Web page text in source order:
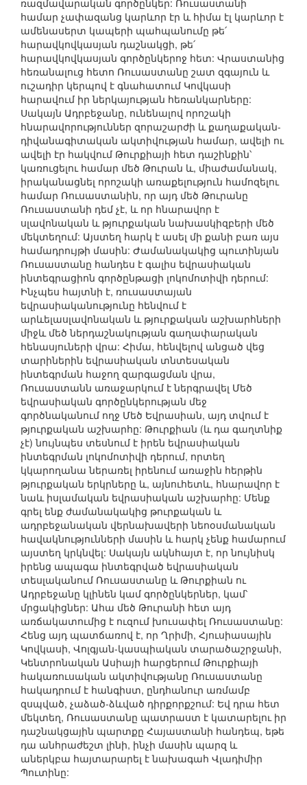
ռազմավարական գործընկեր: Ռուսաստանի
համար չափազանց կարևոր էր և հիմա էլ կարևոր է
ամենասերտ կապերի պահպանումը թե՛
հարավկովկասյան դաշնակցի, թե՛
հարավկովկասյան գործընկերոջ հետ: Վրաստանից
հեռանալուց հետո Ռուսաստանը շատ զգայուն և
ուշադիր կերպով է գնահատում Կովկասի
հարավում իր ներկայության հեռանկարները:
Սակայն Ադրբեջանը, ունենալով որոշակի
հնարավորություններ զորաշարժի և քաղաքական-
դիվանագիտական ակտիվության համար, ավելի ու
ավելի էր հակվում Թուրքիայի հետ դաշինքին՝
կառուցելու համար մեծ Թուրան և, միաժամանակ,
իրականացնել որոշակի առաքելություն համոզելու
համար Ռուսաստանին, որ այդ մեծ Թուրանը
Ռուսաստանի դեմ չէ, և որ հնարավոր է
սլավոնական և թյուրքական նախասկիզբերի մեծ
մեկտեղում: Այստեղ հարկ է ասել մի քանի բառ այս
համադրույթի մասին: Ժամանակակից պուտինյան
Ռուսաստանը հանդես է գալիս եվրասիական
ինտեգրացիոն գործընթացի լոկոմոտիվի դերում:
Ինչպես հայտնի է, ռուսաստայան
եվրասիականությունը հենվում է
արևելասլավոնական և թյուրքական աշխարհների
միջև մեծ ներդաշնակության գաղափարական
հենասյուների վրա: Հիմա, հենվելով անցած վեց
տարիներին եվրասիական տնտեսական
ինտեգրման հաջող զարգացման վրա,
Ռուսաստանն առաջարկում է ներգրավել Մեծ
եվրասիական գործընկերության մեջ
գործնականում ողջ Մեծ Եվրասիան, այդ տվում է
թյուրքական աշխարհը: Թուրքիան (և դա գաղտնիք
չէ) նույնպես տեսնում է իրեն եվրասիական
ինտեգրման լոկոմոտիվի դերում, որտեղ
կկարողանա ներառել իրենում առաջին հերթին
թյուրքական երկրները և, այնուհետև, հնարավոր է
նաև իսլամական եվրասիական աշխարհը: Մենք
գրել ենք ժամանակակից թուրքական և
ադրբեջանական վերնախավերի նեոօսմանական
հավակնությունների մասին և հարկ չենք համարում
այստեղ կրկնվել: Սակայն ակնհայտ է, որ նույնիսկ
իրենց ապագա ինտեգրված եվրասիական
տեսլականում Ռուսաստանը և Թուրքիան ու
Ադրբեջանը կլինեն կամ գործընկերներ, կամ՝
մրցակիցներ: Ահա մեծ Թուրանի հետ այդ
առճակատումից է ուզում խուսափել Ռուսաստանը:
Հենց այդ պատճառով է, որ Ղրիմի, Հյուսիասային
Կովկասի, Վոլգյան-կասպիական տարածաշրջանի,
Կենտրոնական Ասիայի հարցերում Թուրքիայի
հակառուսական ակտիվությանը Ռուսաստանը
հակադրում է հանգիստ, ընդհանուր առմամբ
զսպված, չաձած-ձևված դիրքորքշում: Եվ դրա հետ
մեկտեղ, Ռուսաստանը պատրաստ է կատարելու իր
դաշնակցային պարտքը Հայաստանի հանդեպ, եթե
դա անհրաժեշտ լինի, ինչի մասին պարզ և
աներկբա հայտարարել է նախագահ Վլադիմիր
Պուտինը: